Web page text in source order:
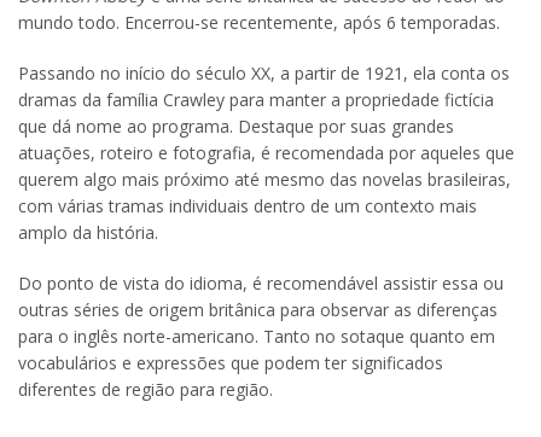
mundo todo. Encerrou-se recentemente, após 6 temporadas.
Passando no início do século XX, a partir de 1921, ela conta os
dramas da família Crawley para manter a propriedade fictícia
que dá nome ao programa. Destaque por suas grandes
atuações, roteiro e fotografia, é recomendada por aqueles que
querem algo mais próximo até mesmo das novelas brasileiras,
com várias tramas individuais dentro de um contexto mais
amplo da história.
Do ponto de vista do idioma, é recomendável assistir essa ou
outras séries de origem britânica para observar as diferenças
para o inglês norte-americano. Tanto no sotaque quanto em
vocabulários e expressões que podem ter significados
diferentes de região para região.